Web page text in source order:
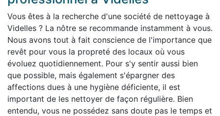
Vous êtes à la recherche d'une société de nettoyage à
Videlles ? La nôtre se recommande instamment à vous.
Nous avons tout à fait conscience de l'importance que
revêt pour vous la propreté des locaux où vous
évoluez quotidiennement. Pour s'y sentir aussi bien
que possible, mais également s'épargner des
affections dues à une hygiène déficiente, il est
important de les nettoyer de façon régulière. Bien
entendu, vous ne possédez sans doute pas le temps et